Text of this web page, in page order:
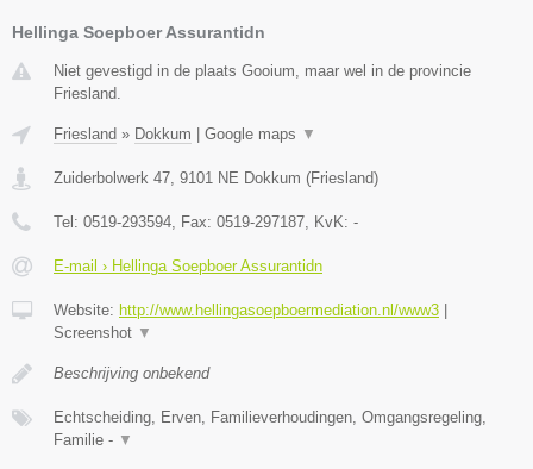
Hellinga Soepboer Assurantidn
Niet gevestigd in de plaats Gooium, maar wel in de provincie
Friesland.
Friesland » Dokkum Google maps ▼
Zuiderbolwerk 47 9101 NE Dokkum (Friesland)
Tel: 0519-293594 , Fax: 0519-297187 , KvK: -
E-mail › Hellinga Soepboer Assurantidn
Website: http://www.hellingasoepboermediation.nl/www3
Screenshot ▼
Beschrijving onbekend
Echtscheiding, Erven, Familieverhoudingen, Omgangsregeling,
Familie - ▼